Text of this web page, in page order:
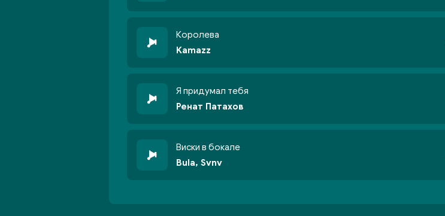
Королева
Kamazz
Я придумал тебя
Ренат Патахов
Виски в бокале
Bula, Svnv